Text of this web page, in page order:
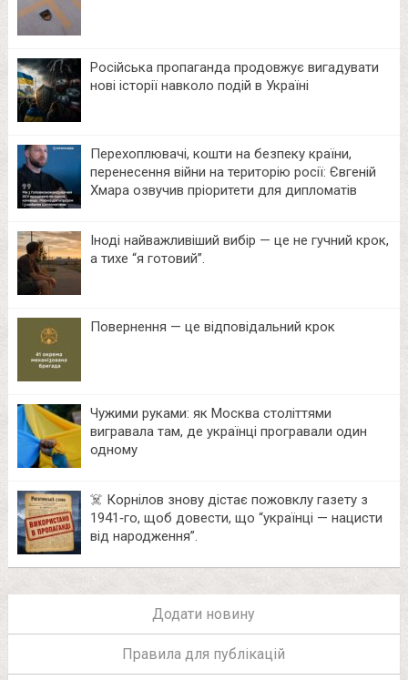
Російська пропаганда продовжує вигадувати
нові історії навколо подій в Україні
Перехоплювачі, кошти на безпеку країни,
перенесення війни на територію росії: Євгеній
Хмара озвучив пріоритети для дипломатів
Іноді найважливіший вибір — це не гучний крок,
а тихе “я готовий”.
Повернення — це відповідальний крок
Чужими руками: як Москва століттями
вигравала там, де українці програвали один
одному
☠️ Корнілов знову дістає пожовклу газету з
1941‑го, щоб довести, що “українці — нацисти
від народження”.
Додати новину
Правила для публікацій